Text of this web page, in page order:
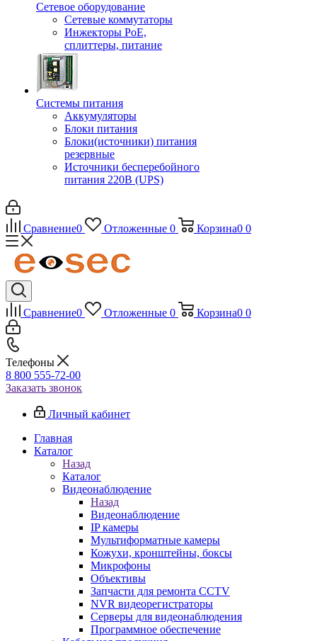
Сетевое оборудование
Сетевые коммутаторы
Инжекторы РоЕ,
сплиттеры, питание
Системы питания
Аккумуляторы
Блоки питания
Блоки(источники) питания
резервные
Источники бесперебойного
питания 220В (UPS)
Сравнение0 Отложенные 0 Корзина0 0
Сравнение0 Отложенные 0 Корзина0 0
Телефоны
8 800 555-72-00
Заказать звонок
Личный кабинет
Главная
Каталог
Назад
Каталог
Видеонаблюдение
Назад
Видеонаблюдение
IP камеры
Мультиформатные камеры
Кожухи, кронштейны, боксы
Микрофоны
Объективы
Запчасти для ремонта CCTV
NVR видеорегистраторы
Серверы для видеонаблюдения
Программное обеспечение